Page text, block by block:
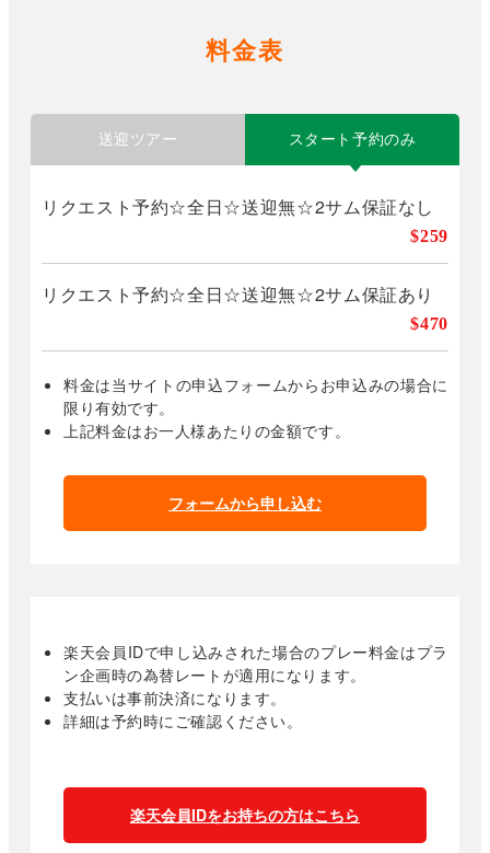
料金表
送迎ツアー スタート予約のみ
リクエスト予約☆全日☆送迎無☆2サム保証なし
$259
リクエスト予約☆全日☆送迎無☆2サム保証あり
$470
料金は当サイトの申込フォームからお申込みの場合に
限り有効です。
上記料金はお一人様あたりの金額です。
フォームから申し込む
楽天会員IDで申し込みされた場合のプレー料金はプラ
ン企画時の為替レートが適用になります。
支払いは事前決済になります。
詳細は予約時にご確認ください。
楽天会員IDをお持ちの方はこちら